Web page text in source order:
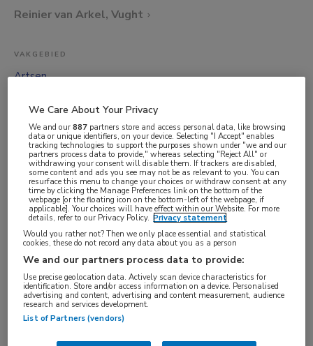
Reinier van Arkel, Vught
VAKGEBIED
Artsen
Psychiater
BRANCHE
Instelling/tehuis
AANSTELLING
Vaste aanstelling
PLAATSINGSDATUM
3 juni 2026
WO
ERVARING
Ervaren
We Care About Your Privacy
We and our887 partners store and access personal data, like browsing
data or unique identifiers, on your device. Selecting "I Accept" enables
tracking technologies to support the purposes shown under "we and our
partners process data to provide," whereas selecting "Reject All" or
withdrawing your consent will disable them. If trackers are disabled,
some content and ads you see may not be as relevant to you. You can
resurface this menu to change your choices or withdraw consent at any
time by clicking the Manage Preferences link on the bottom of the
webpage [or the floating icon on the bottom-left of the webpage, if
applicable]. Your choices will have effect within our Website. For more
details, refer to our Privacy Policy. Privacy statement
Would you rather not? Then we only place essential and statistical
cookies, these do not record any data about you as a person
We and our partners process data to provide:
Use precise geolocation data. Actively scan device characteristics for
identification. Store and/or access information on a device. Personalised
advertising and content, advertising and content measurement, audience
research and services development.
List of Partners (vendors)